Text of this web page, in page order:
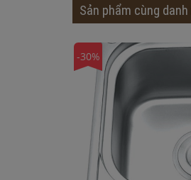
Sản phẩm cùng
-30%